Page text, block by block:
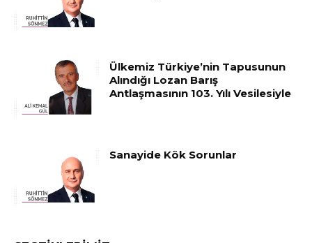
Ülkemiz Türkiye’nin Tapusunun
Alındığı Lozan Barış
Antlaşmasının 103. Yılı Vesilesiyle
Sanayide Kök Sorunlar